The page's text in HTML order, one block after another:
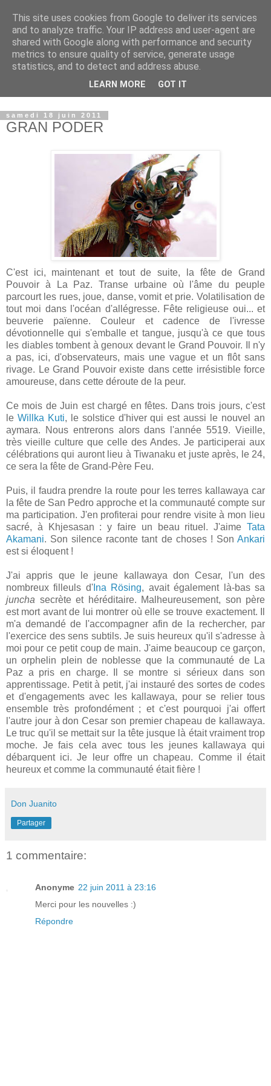
© copyright Jean-Luc Colnot, 2007-2026.
samedi 18 juin 2011
GRAN PODER
C'est ici, maintenant et tout de suite, la fête de Grand
Pouvoir à La Paz. Transe urbaine où l'âme du peuple
parcourt les rues, joue, danse, vomit et prie. Volatilisation de
tout moi dans l'océan d'allégresse. Fête religieuse oui... et
beuverie païenne. Couleur et cadence de l'ivresse
dévotionnelle qui s'emballe et tangue, jusqu'à ce que tous
les diables tombent à genoux devant le Grand Pouvoir. Il n'y
a pas, ici, d'observateurs, mais une vague et un flôt sans
rivage. Le Grand Pouvoir existe dans cette irrésistible force
amoureuse, dans cette déroute de la peur.
Ce mois de Juin est chargé en fêtes. Dans trois jours, c'est
le Willka Kuti, le solstice d'hiver qui est aussi le nouvel an
aymara. Nous entrerons alors dans l'année 5519. Vieille,
très vieille culture que celle des Andes. Je participerai aux
célébrations qui auront lieu à Tiwanaku et juste après, le 24,
ce sera la fête de Grand-Père Feu.
Puis, il faudra prendre la route pour les terres kallawaya car
la fête de San Pedro approche et la communauté compte sur
ma participation. J'en profiterai pour rendre visite à mon lieu
sacré, à Khjesasan : y faire un beau rituel. J'aime Tata
Akamani. Son silence raconte tant de choses ! Son Ankari
est si éloquent !
J'ai appris que le jeune kallawaya don Cesar, l'un des
nombreux filleuls d'Ina Rösing, avait également là-bas sa
juncha secrète et héréditaire. Malheureusement, son père
est mort avant de lui montrer où elle se trouve exactement. Il
m'a demandé de l'accompagner afin de la rechercher, par
l'exercice des sens subtils. Je suis heureux qu'il s'adresse à
moi pour ce petit coup de main. J'aime beaucoup ce garçon,
un orphelin plein de noblesse que la communauté de La
Paz a pris en charge. Il se montre si sérieux dans son
apprentissage. Petit à petit, j'ai instauré des sortes de codes
et d'engagements avec les kallawaya, pour se relier tous
ensemble très profondément ; et c'est pourquoi j'ai offert
l'autre jour à don Cesar son premier chapeau de kallawaya.
Le truc qu'il se mettait sur la tête jusque là était vraiment trop
moche. Je fais cela avec tous les jeunes kallawaya qui
débarquent ici. Je leur offre un chapeau. Comme il était
heureux et comme la communauté était fière !
Don Juanito
Partager
1 commentaire:
Anonyme 22 juin 2011 à 23:16
Merci pour les nouvelles :)
Répondre
This site uses cookies from Google to deliver its services
and to analyze traffic. Your IP address and user-agent are
shared with Google along with performance and security
metrics to ensure quality of service, generate usage
statistics, and to detect and address abuse.
LEARN MORE GOT IT